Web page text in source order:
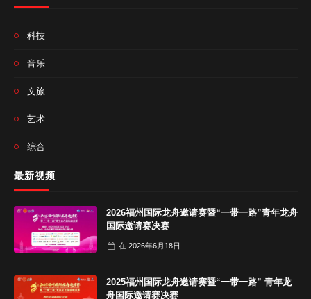
科技
音乐
文旅
艺术
综合
最新视频
2026福州国际龙舟邀请赛暨“一带一路”青年龙舟
国际邀请赛决赛
在 2026年6月18日
2025福州国际龙舟邀请赛暨“一带一路” 青年龙
舟国际邀请赛决赛